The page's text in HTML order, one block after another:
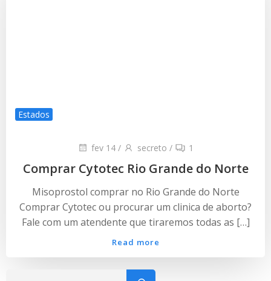
Estados
fev 14 / secreto / 1
Comprar Cytotec Rio Grande do Norte
Misoprostol comprar no Rio Grande do Norte
Comprar Cytotec ou procurar um clinica de aborto?
Fale com um atendente que tiraremos todas as […]
Read more
Pesquisar